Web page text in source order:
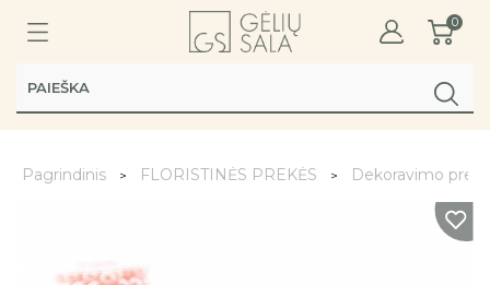
0
Pagrindinis FLORISTINĖS PREKĖS Dekoravimo